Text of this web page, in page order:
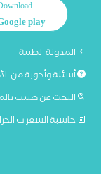
play
المدونة الطبية
أسئلة وأجوبة من
البحث عن طبيب
حاسبة السعرات